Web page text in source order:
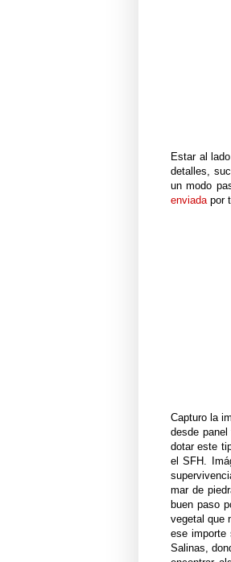
Estar al
detalles,
un modo
enviadapor
Capturo la
desde
dotar este
el SFH.
mar de
buen paso
vegetal que
ese importe
Salinas,